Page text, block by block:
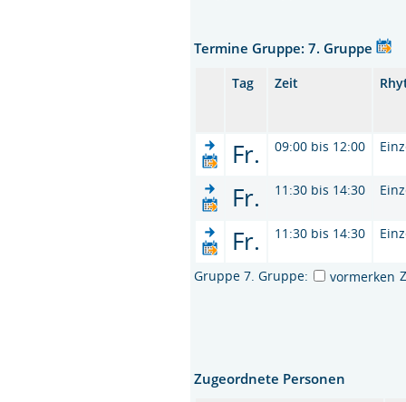
Termine Gruppe: 7. Gruppe
Tag Zeit
Fr. 09:00 bis 12:00
Fr. 11:30 bis 14:30
Fr. 11:30 bis 14:30
Gruppe 7. Gruppe: vormerken
Zugeordnete Personen